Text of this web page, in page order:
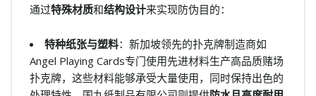
通过特殊材质和结构设计来实现防伪目的：
特种纸张与塑料：新加坡领先的扑克牌制造商如
Angel Playing Cards专门使用先进材料生产高品质赌场
扑克牌，这些材料能够承受大量使用，同时保持出色的